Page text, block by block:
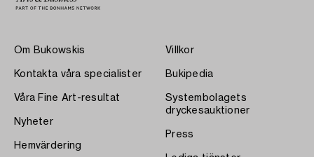
Om Bukowskis
Kontakta våra specialister
Våra Fine Art-resultat
Nyheter
Hemvärdering
Villkor
Bukipedia
Systembolagets
dryckesauktioner
Press